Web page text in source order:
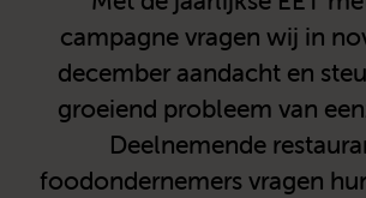
campagne vragen wij in
december aandacht en
groeiend probleem van
Deelnemende
foodondernemers vragen